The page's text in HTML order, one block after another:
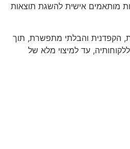
מותאמים אישית להשגת תוצאות
הקפדנית והבלתי מתפשרת, תוך
עד למיצוי מלא של